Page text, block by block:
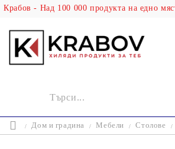
Дом и градина Мебели Столове